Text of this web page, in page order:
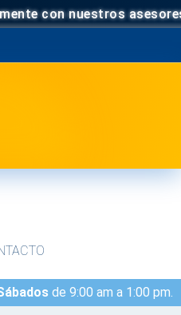
con nuestros asesores.
de 9:00 am a 1:00 pm.